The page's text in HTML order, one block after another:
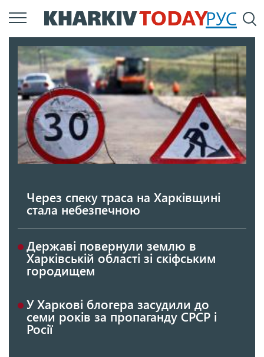
Перейти
до
вмісту
РУС
Через спеку траса на Харківщині
стала небезпечною
Державі повернули землю в
Харківській області зі скіфським
городищем
У Харкові блогера засудили до
семи років за пропаганду СРСР і
Росії